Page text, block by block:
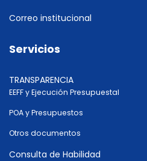
Correo institucional
Servicios
TRANSPARENCIA
EEFF y Ejecución Presupuestal
POA y Presupuestos
Otros documentos
Consulta de Habilidad